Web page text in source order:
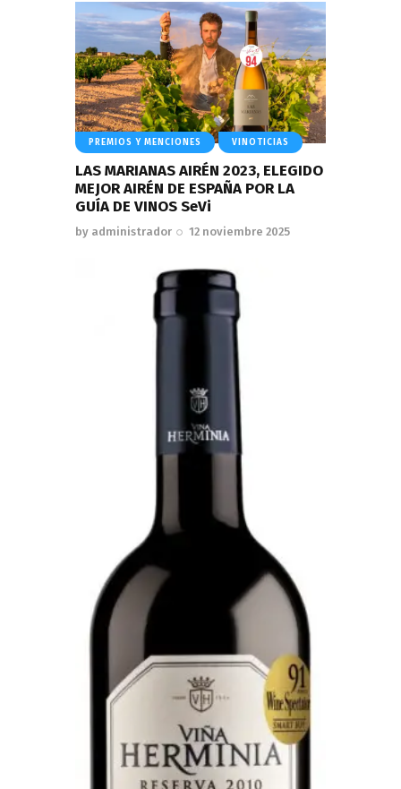
PREMIOS Y MENCIONES VINOTICIAS
LAS MARIANAS AIRÉN 2023, ELEGIDO
MEJOR AIRÉN DE ESPAÑA POR LA
GUÍA DE VINOS SeVi
by administrador 12 noviembre 2025